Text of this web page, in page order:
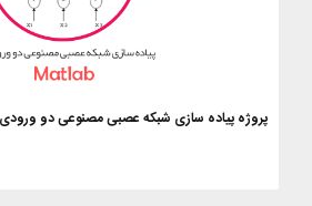
پروژه پیاده سازی شبکه عصبی مصنوعی دو